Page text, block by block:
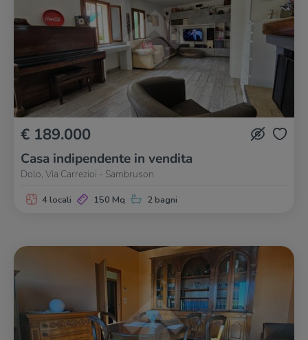
€ 189.000
Casa indipendente in vendita
Dolo, Via Carrezioi - Sambruson
4 locali 150 Mq 2 bagni